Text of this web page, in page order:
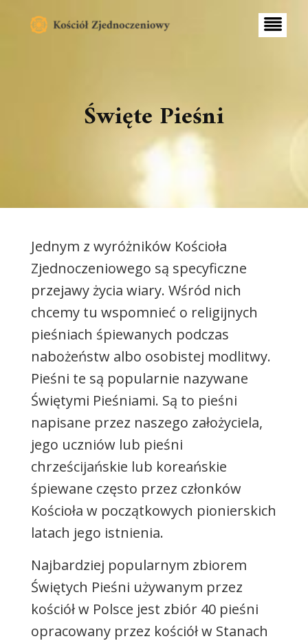
Święte Pieśni
Jednym z wyróżników Kościoła
Zjednoczeniowego są specyficzne
przejawy życia wiary. Wśród nich
chcemy tu wspomnieć o religijnych
pieśniach śpiewanych podczas
nabożeństw albo osobistej modlitwy.
Pieśni te są popularnie nazywane
Świętymi Pieśniami. Są to pieśni
napisane przez naszego założyciela,
jego uczniów lub pieśni
chrześcijańskie lub koreańskie
śpiewane często przez członków
Kościoła w początkowych pionierskich
latach jego istnienia.
Najbardziej popularnym zbiorem
Świętych Pieśni używanym przez
kościół w Polsce jest zbiór 40 pieśni
opracowany przez kościół w Stanach